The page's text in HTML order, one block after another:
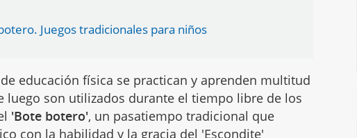
Juegos tradicionales para niños
educación física se practican y aprenden multitud
luego son utilizados durante el tiempo libre de los
'Bote botero', un pasatiempo tradicional que
con la habilidad y la gracia del 'Escondite'